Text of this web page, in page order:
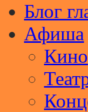
Блог
Афиша
Кино